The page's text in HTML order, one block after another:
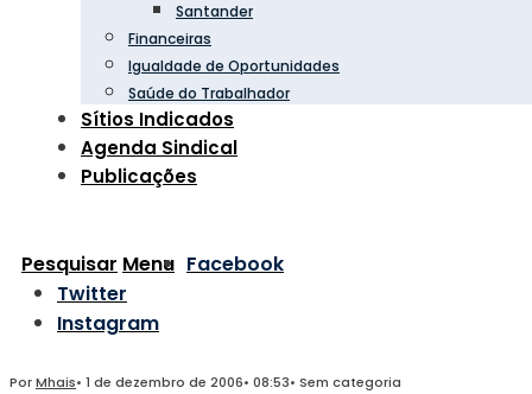
Santander
Financeiras
Igualdade de Oportunidades
Saúde do Trabalhador
Sítios Indicados
Agenda Sindical
Publicações
Pesquisar Menu Facebook
Twitter
Instagram
PorMhais• 1 de dezembro de 2006• 08:53• Sem categoria